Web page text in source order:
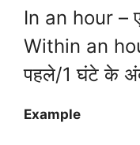
In an hour –
Within an
पहले/1 घंटे के
Example